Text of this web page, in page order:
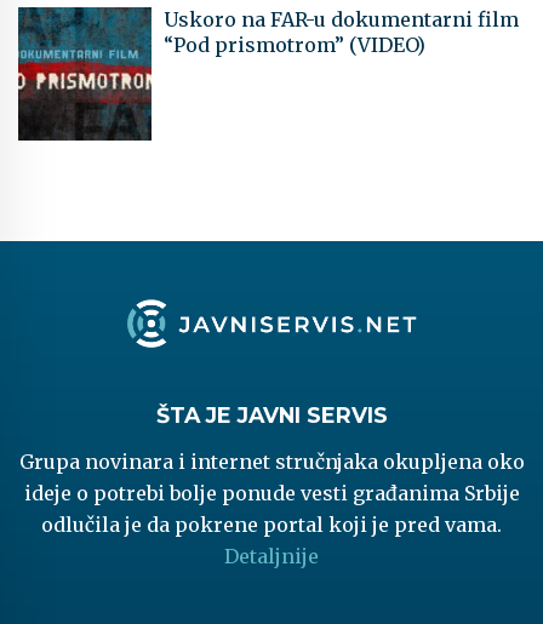
Uskoro na FAR-u dokumentarni film
“Pod prismotrom” (VIDEO)
ŠTA JE JAVNI SERVIS
Grupa novinara i internet stručnjaka okupljena oko
ideje o potrebi bolje ponude vesti građanima Srbije
odlučila je da pokrene portal koji je pred vama.
Detaljnije